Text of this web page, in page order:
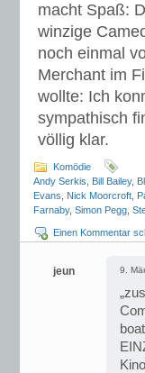
macht Spaß:
winzige
noch einmal
Merchant im
wollte: Ich
sympathisch
völlig klar.
Komödie
Andy Serkis
Bill Bailey,
Evans
Nick Moorcroft
Farnaby, Simon Pegg
Einen Kommentar
jeun 9.